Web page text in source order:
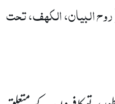
روح البیان، الکہف، تحت